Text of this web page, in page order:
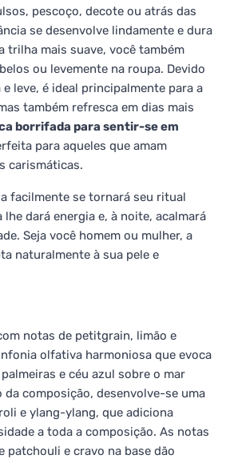
pescoço, decote ou atrás das
se desenvolve lindamente e dura
trilha mais suave, você também
ou levemente na roupa. Devido
leve, é ideal principalmente para a
também refresca em dias mais
borrifada para sentir-se em
para aqueles que amam
carismáticas.
facilmente se tornará seu ritual
lhe dará energia e, à noite, acalmará
Seja você homem ou mulher, a
naturalmente à sua pele e
notas de petitgrain, limão e
olfativa harmoniosa que evoca
e céu azul sobre o mar
composição, desenvolve-se uma
e ylang-ylang, que adiciona
a toda a composição. As notas
patchouli e cravo na base dão